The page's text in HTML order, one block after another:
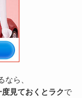
ら、
見ておくとラクで